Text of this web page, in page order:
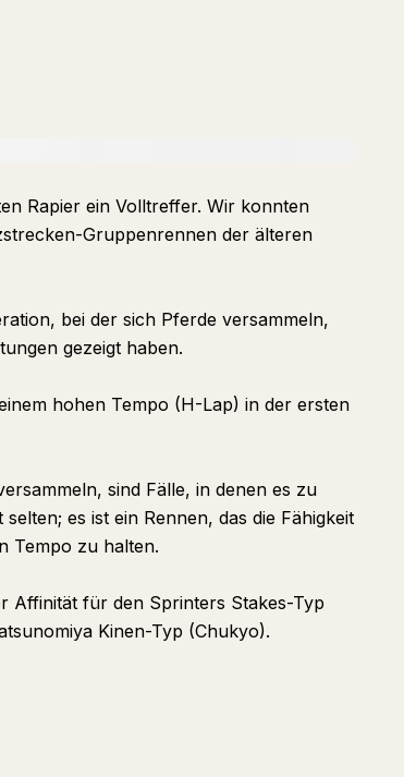
Rapier ein Volltreffer. Wir konnten
Gruppenrennen der älteren
bei der sich Pferde versammeln,
gezeigt haben.
hohen Tempo (H-Lap) in der ersten
sind Fälle, in denen es zu
es ist ein Rennen, das die Fähigkeit
Tempo zu halten.
Affinität für den Sprinters Stakes-Typ
Kinen-Typ (Chukyo).